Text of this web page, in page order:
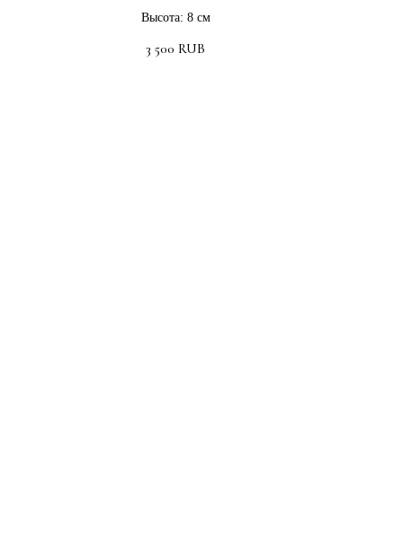
Высота: 8 см
3 500 RUB